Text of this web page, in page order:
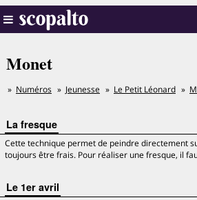
Monet
Numéros Jeunesse Le Petit Léonard
La fresque
Cette technique permet de peindre directement
toujours être frais. Pour réaliser une fresque, il
Le 1er avril